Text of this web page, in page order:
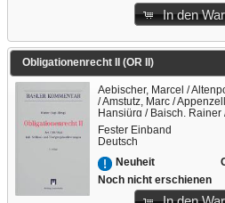
In den
Obligationenrecht II (OR II)
Aebischer, Marcel /
/ Amstutz, Marc /
Hansjürg / Baisch, Rainer
Patrick / Bänziger, Michael /
Baudenbacher, Carl /
Blaeser, Alexander /
Chappuis, Fernand /
Daniel / Dettwiler,
Pasquier, Shelby / Dubs,
Duss, Nadina / Eckert,
Fester Einband
Deutsch
Neuheit
Noch nicht erschienen